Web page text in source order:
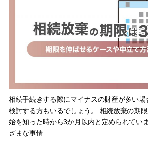
相続手続きする際にマイナスの財産が多い場
検討する方もいるでしょう。 相続放棄の期
始を知った時から3か月以内と定められてい
ざまな事情……